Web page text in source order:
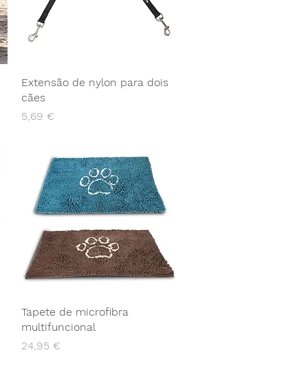
Extensão de nylon para dois
cães
Preço
5,69 €
Tapete de microfibra
multifuncional
Preço
24,95 €